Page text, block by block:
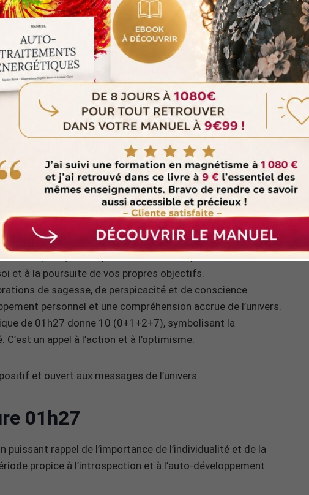
de l’heure 01h27
un signe d’encouragement pour l’individu à écouter son
Cette heure symbolise le début d’un cheminement
départs, à l’indépendance et à la capacité de se tenir
et à la poursuite de vos propres objectifs.
de sagesse, de perspicacité et de conscience
personnel et une compréhension accrue de l’univers.
de 01h27 donne 10 (0+1+2+7), symbolisant la
un appel à l’action et à l’optimisme.
et ouvert aux messages de l’univers.
01h27
puissant rappel de l’importance de l’individualité et de la
propice à l’introspection et à l’auto-développement.